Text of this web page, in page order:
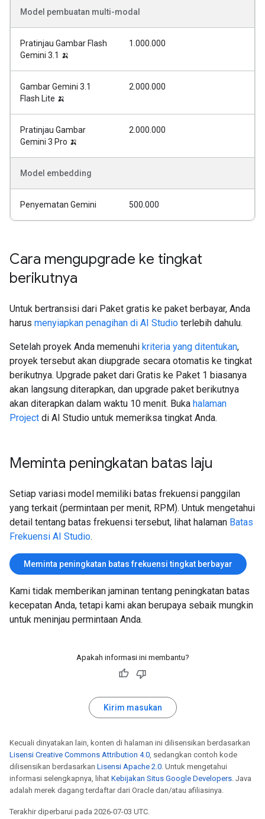
Model pembuatan multi-modal
Pratinjau Gambar Flash
Gemini 3.1 🍌
1.000.000
Gambar Gemini 3.1
Flash Lite 🍌
2.000.000
Pratinjau Gambar
Gemini 3 Pro 🍌
2.000.000
Model embedding
Penyematan Gemini 500.000
Cara mengupgrade ke tingkat
berikutnya
Untuk bertransisi dari Paket gratis ke paket berbayar, Anda
harus menyiapkan penagihan di AI Studio terlebih dahulu.
Setelah proyek Anda memenuhi kriteria yang ditentukan,
proyek tersebut akan diupgrade secara otomatis ke tingkat
berikutnya. Upgrade paket dari Gratis ke Paket 1 biasanya
akan langsung diterapkan, dan upgrade paket berikutnya
akan diterapkan dalam waktu 10 menit. Buka halaman
Project di AI Studio untuk memeriksa tingkat Anda.
Meminta peningkatan batas laju
Setiap variasi model memiliki batas frekuensi panggilan
yang terkait (permintaan per menit, RPM). Untuk mengetahui
detail tentang batas frekuensi tersebut, lihat halaman Batas
Frekuensi AI Studio.
Meminta peningkatan batas frekuensi tingkat berbayar
Kami tidak memberikan jaminan tentang peningkatan batas
kecepatan Anda, tetapi kami akan berupaya sebaik mungkin
untuk meninjau permintaan Anda.
Apakah informasi ini membantu?
Kirim masukan
Kecuali dinyatakan lain, konten di halaman ini dilisensikan berdasarkan
Lisensi Creative Commons Attribution 4.0, sedangkan contoh kode
dilisensikan berdasarkan Lisensi Apache 2.0. Untuk mengetahui
informasi selengkapnya, lihat Kebijakan Situs Google Developers. Java
adalah merek dagang terdaftar dari Oracle dan/atau afiliasinya.
Terakhir diperbarui pada 2026-07-03 UTC.